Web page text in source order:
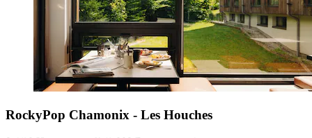
RockyPop Chamonix - Les Houches